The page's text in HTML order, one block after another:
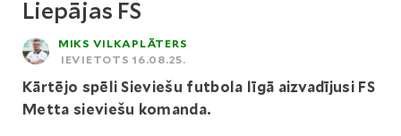
Liepājas FS
MIKS VILKAPLĀTERS
IEVIETOTS 16.08.25.
Kārtējo spēli Sieviešu futbola līgā aizvadījusi FS
Metta sieviešu komanda.